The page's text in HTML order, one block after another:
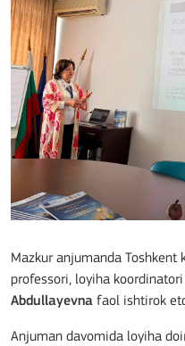
Mazkur anjumanda
professori, loyiha koordinatori
Abdullayevna faol ishtirok
Anjuman davomida loyiha